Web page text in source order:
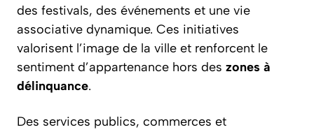
des festivals, des événements et une vie
associative dynamique. Ces initiatives
valorisent l’image de la ville et renforcent le
sentiment d’appartenance hors des zones à
délinquance.
Des services publics, commerces et